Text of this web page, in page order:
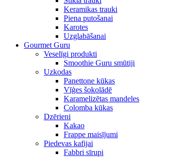
Keramikas trauki
Piena putošanai
Karotes
Uzglabāšanai
Gourmet Guru
Veselīgi produkti
Smoothie Guru smūtiji
Uzkodas
Panettone kūkas
Vīģes šokolādē
Karamelizētas mandeles
Colomba kūkas
Dzērieni
Kakao
Frappe maisījumi
Piedevas kafijai
Fabbri sīrupi